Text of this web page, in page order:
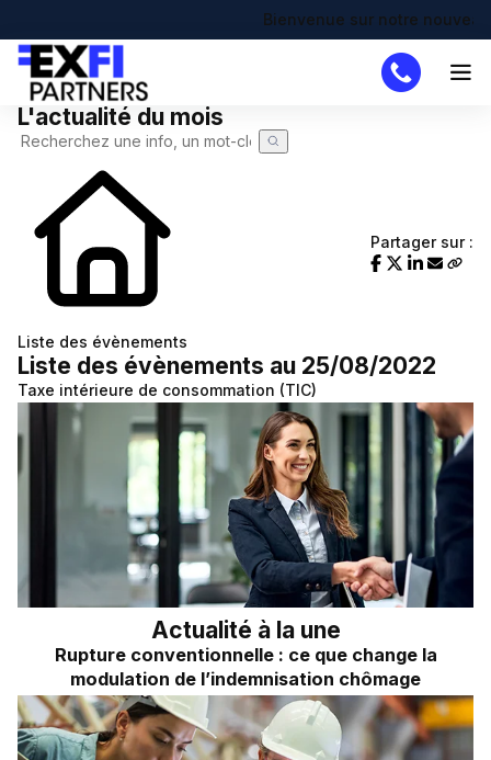
Bienvenue sur notre nouveau site
Cabinet
Missions
DAF
Créateur
Simulateurs
Recherche de code APE
Chômage partiel
Frais kilométriques
Revenu du dirigeant
TNS
Impôts sur les sociétés
Dividendes
Actualité à la une
Calendrier fiscal
Infographie RSE du mois
Transformation digitale
Quizz RH&VOUS ?
Bien-être en entreprise
Place à l'Expert
Sondage du mois
Demande de devis
L'actualité du mois
Liste des évènements
Partager sur :
Liste des évènements au 25/08/2022
Taxe intérieure de consommation (TIC)
Actualité à la une
Rupture conventionnelle : ce que change la
modulation de l’indemnisation chômage